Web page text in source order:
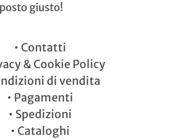
posto giusto!
• Contatti
& Cookie Policy
di vendita
• Pagamenti
• Spedizioni
• Cataloghi